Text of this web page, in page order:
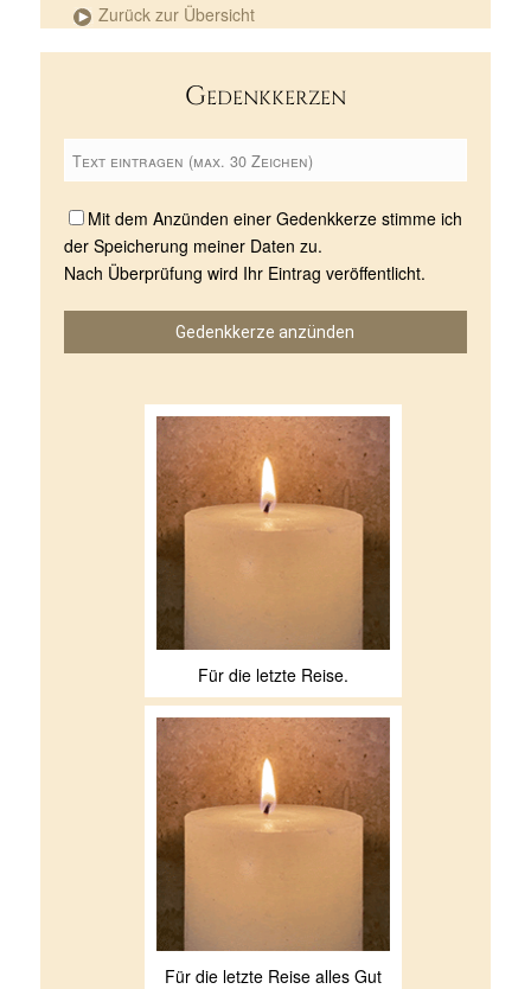
Zurück zur Übersicht
Gedenkkerzen
Mit dem Anzünden einer Gedenkkerze stimme ich
der Speicherung meiner Daten zu.
Nach Überprüfung wird Ihr Eintrag veröffentlicht.
Gedenkkerze anzünden
Für die letzte Reise.
Für die letzte Reise alles Gut